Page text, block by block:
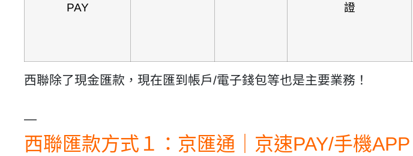
PAY
證
西聯除了現金匯款，現在匯到帳戶/電子錢包等也是主要業務！
—
西聯匯款方式１：京匯通｜京速PAY/手機APP